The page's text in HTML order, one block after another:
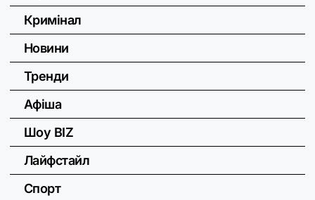
Кримінал
Новини
Тренди
Афіша
Шоу BIZ
Лайфстайл
Спорт